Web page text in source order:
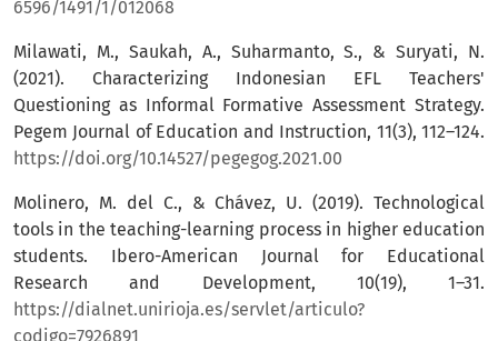
6596/1491/1/012068
Milawati, M., Saukah, A., Suharmanto, S., & Suryati, N.
(2021). Characterizing Indonesian EFL Teachers'
Questioning as Informal Formative Assessment Strategy.
Pegem Journal of Education and Instruction, 11(3), 112–124.
https://doi.org/10.14527/pegegog.2021.00
Molinero, M. del C., & Chávez, U. (2019). Technological
tools in the teaching-learning process in higher education
students. Ibero-American Journal for Educational
Research and Development, 10(19), 1–31.
https://dialnet.unirioja.es/servlet/articulo?
codigo=7926891